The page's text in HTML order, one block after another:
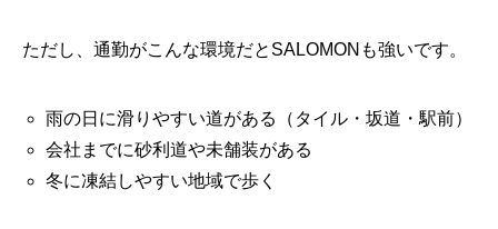
ただし、通勤がこんな環境だとSALOMONも強いです。
雨の日に滑りやすい道がある（タイル・坂道・駅前）
会社までに砂利道や未舗装がある
冬に凍結しやすい地域で歩く